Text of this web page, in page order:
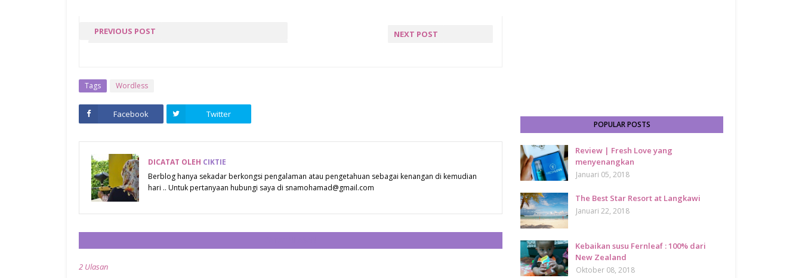
PREVIOUS POST
FROM THEIR MISTAKE
NEXT POST
Tags Wordless
Facebook Twitter
DICATAT OLEH CIKTIE
Berblog hanya sekadar berkongsi pengalaman atau pengetahuan sebagai kenangan di kemudian
hari .. Untuk pertanyaan hubungi saya di snamohamad@gmail.com
2 Ulasan
POPULAR POSTS
Review | Fresh Love yang
menyenangkan
Januari 05, 2018
The Best Star Resort at Langkawi
Januari 22, 2018
Kebaikan susu Fernleaf : 100% dari
New Zealand
Oktober 08, 2018